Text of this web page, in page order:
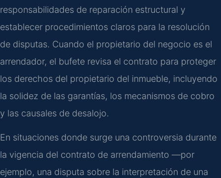
responsabilidades de reparación estructural y
establecer procedimientos claros para la resolución
de disputas. Cuando el propietario del negocio es el
arrendador, el bufete revisa el contrato para proteger
los derechos del propietario del inmueble, incluyendo
la solidez de las garantías, los mecanismos de cobro
y las causales de desalojo.
En situaciones donde surge una controversia durante
la vigencia del contrato de arrendamiento —por
ejemplo, una disputa sobre la interpretación de una